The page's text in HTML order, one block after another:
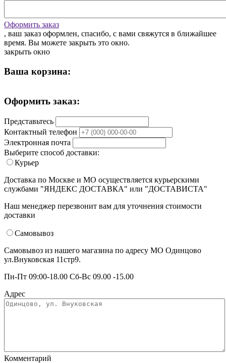
Оформить заказ
, ваш заказ оформлен, спасибо, c вами свяжутся в ближайшее
время. Вы можете закрыть это окно.
закрыть окно
Ваша корзина:
Оформить заказ:
Представьтесь
Контактный телефон
Электронная почта
Выберите способ доставки:
Курьер
Доставка по Москве и МО осуществляется курьерскими
службами "ЯНДЕКС ДОСТАВКА" или "ДОСТАВИСТА"
Наш менеджер перезвонит вам для уточнения стоимости
доставки
Самовывоз
Самовывоз из нашего магазина по адресу МО Одинцово
ул.Внуковская 11стр9.
Пн-Пт 09:00-18.00 Сб-Вс 09.00 -15.00
Адрес
Комментарий